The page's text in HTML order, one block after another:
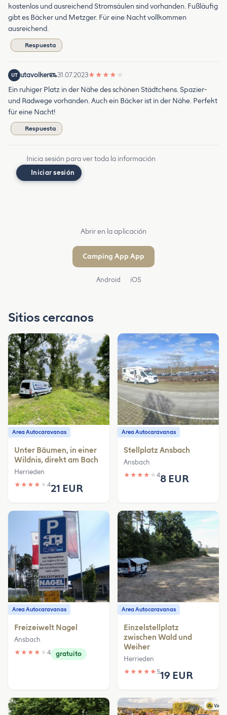
kostenlos und ausreichend Stromsäulen sind vorhanden. Fußläufig
gibt es Bäcker und Metzger. Für eine Nacht vollkommen
ausreichend.
Respuesta
UT utavolker 31.07.2023★ ★ ★ ★ ★
Ein ruhiger Platz in der Nähe des schönen Städtchens. Spazier-
und Radwege vorhanden. Auch ein Bäcker ist in der Nähe. Perfekt
für eine Nacht!
Respuesta
Inicia sesión para ver toda la información
Iniciar sesión
Abrir en la aplicación
Camping App App
Android iOS
Sitios cercanos
Area Autocaravanas
Unter Bäumen, in einer
Wildnis, direkt am Bach
Herrieden
★ ★ ★ ★ ★ 421 EUR
Area Autocaravanas
Stellplatz Ansbach
Ansbach
★ ★ ★ ★ ★ 48 EUR
Area Autocaravanas
Freizeiwelt Nagel
Ansbach
★ ★ ★ ★ ★ 4 gratuito
Area Autocaravanas
Einzelstellplatz
zwischen Wald und
Weiher
Herrieden
★ ★ ★ ★ ★519 EUR